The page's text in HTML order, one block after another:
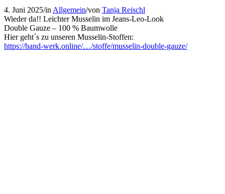
4. Juni 2025/in Allgemein/von Tanja Reischl
Wieder da!! Leichter Musselin im Jeans-Leo-Look
Double Gauze – 100 % Baumwolle
Hier geht´s zu unseren Musselin-Stoffen:
https://hand-werk.online/…/stoffe/musselin-double-gauze/